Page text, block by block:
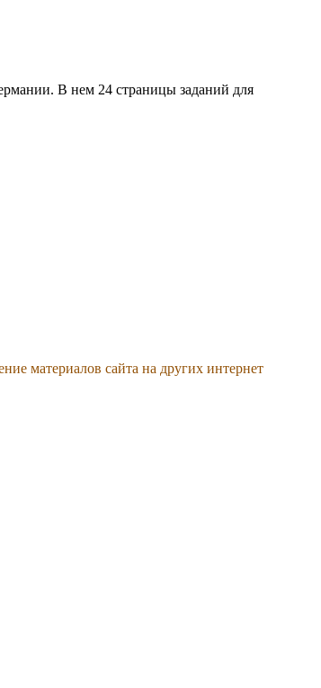
В нем 24 страницы заданий для
материалов сайта на других интернет